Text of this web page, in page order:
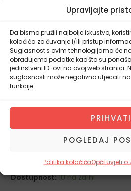
Upravljajte
Da bismo pružili najbolje iskustvo,
kolačića za čuvanje i/ili pristup
Suglasnost s ovim tehnologijama će
obrađujemo podatke kao što su
jedinstveni ID-ovi na ovoj web stranici.
suglasnosti može negativno utjecati na
funkcije.
PRIHVATI
POGLEDAJ
Politika kolačićaOpći uvjeti
Unatoč svojoj učinkovitosti,
kompaktan, što potvrđuju njegove
Š 200 mm, V 100 mm) i mala
Kućište je izrađeno od kombinacije
širinom trake za varenje od 320
kućanskih vrećica.
Dostupnost: 10 na zalihi